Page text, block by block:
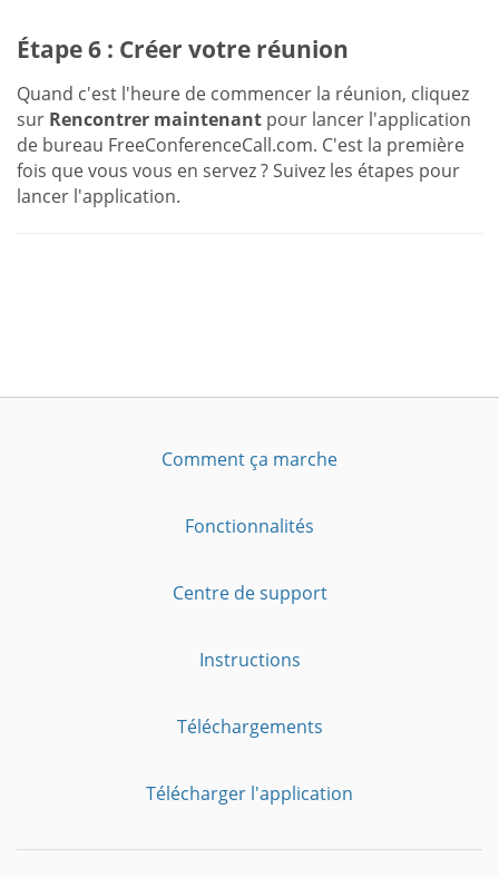
Étape 6 : Créer votre réunion
Quand c'est l'heure de commencer la réunion, cliquez
sur Rencontrer maintenant pour lancer l'application
de bureau FreeConferenceCall.com. C'est la première
fois que vous vous en servez ? Suivez les étapes pour
lancer l'application.
Comment ça marche
Fonctionnalités
Centre de support
Instructions
Téléchargements
Télécharger l'application